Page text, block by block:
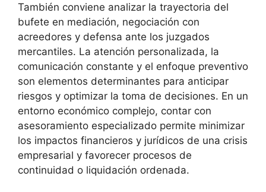
También conviene analizar la trayectoria del
bufete en mediación, negociación con
acreedores y defensa ante los juzgados
mercantiles. La atención personalizada, la
comunicación constante y el enfoque preventivo
son elementos determinantes para anticipar
riesgos y optimizar la toma de decisiones. En un
entorno económico complejo, contar con
asesoramiento especializado permite minimizar
los impactos financieros y jurídicos de una crisis
empresarial y favorecer procesos de
continuidad o liquidación ordenada.